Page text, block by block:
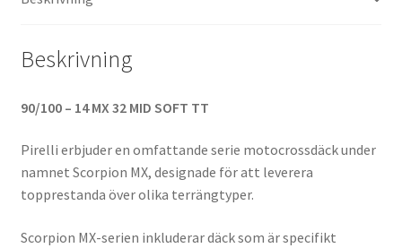
Beskrivning
90/100 – 14 MX 32 MID SOFT TT
Pirelli erbjuder en omfattande serie motocrossdäck under
namnet Scorpion MX, designade för att leverera
topprestanda över olika terrängtyper.
Scorpion MX-serien inkluderar däck som är specifikt